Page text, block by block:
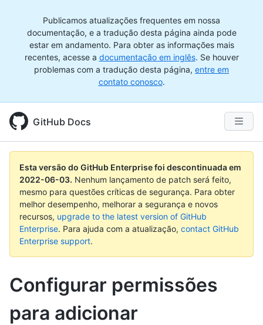
Publicamos atualizações frequentes em nossa
documentação, e a tradução desta página ainda pode
estar em andamento. Para obter as informações mais
recentes, acesse a documentação em inglês. Se houver
problemas com a tradução desta página, entre em
contato conosco.
GitHub Docs
Esta versão do GitHub Enterprise foi descontinuada em
2022-06-03. Nenhum lançamento de patch será feito,
mesmo para questões críticas de segurança. Para obter
melhor desempenho, melhorar a segurança e novos
recursos, upgrade to the latest version of GitHub
Enterprise. Para ajuda com a atualização, contact GitHub
Enterprise support.
Configurar permissões
para adicionar